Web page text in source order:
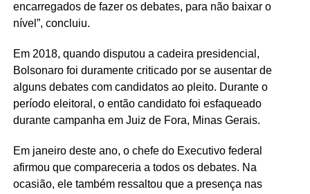
encarregados de fazer os debates, para não baixar o
nível”, concluiu.
Em 2018, quando disputou a cadeira presidencial,
Bolsonaro foi duramente criticado por se ausentar de
alguns debates com candidatos ao pleito. Durante o
período eleitoral, o então candidato foi esfaqueado
durante campanha em Juiz de Fora, Minas Gerais.
Em janeiro deste ano, o chefe do Executivo federal
afirmou que compareceria a todos os debates. Na
ocasião, ele também ressaltou que a presença nas